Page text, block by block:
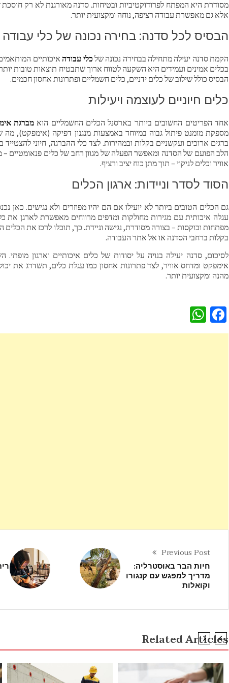
מסודרת היא המפתח לפרודוקטיביות ובטיחות. סדנה מאורגנת לא רק חוסכת
אלא גם מאפשרת עבודה רציפה, נוחה ומקצועית יותר.
הבסיס לכל סדנה: בחירה נכונה של כלי עבודה
הקמת סדנה יעילה מתחילה בבחירה נכונה של כלי עבודהאיכותיים
בכלים אמינים ועמידים היא השקעה לטווח ארוך שתבטיח תוצאות טובות
הבסיס כולל שילוב של כלים ידניים, כלים חשמליים ופתרונות אחסון חכמים.
כלים חיוניים לעוצמה ויעילות
אחד הפריטים החשובים ביותר בארסנל הכלים החשמליים הואמברגת
מספקת מומנט פיתול גבוה במיוחד באמצעות מנגנון דפיקה (אימפקט),
ברגים ארוכים ועקשניים בקלות ובמהירות. לצד כלי ההברגה, חיוני להצטייד ב
הלב הפועם של הסדנה ומאפשר הפעלה של מגוון רחב של כלים פנאומטיים
אוויר וכלים לניקוי – תוך מתן כוח יציב ורציף.
הסוד לסדר וניידות: ארגון הכלים
גם הכלים הטובים ביותר לא יועילו אם הם יהיו מפוזרים ולא נגישים. כאן
עגלה איכותית עם מגירות מחולקות ומדפים מרווחים מאפשרת לארגן את
מפתחות ובוקסות – בצורה מסודרת, נגישה וניידת. כך, תוכלו לרכז את
בקלות ברחבי הסדנה או אל אתר העבודה.
לסיכום, סדנה יעילה בנויה על יסודות של כלים איכותיים וארגון
אימפקט ומדחס אוויר, לצד פתרונות אחסון כמו עגלת כלים, תשדרג את
מהנה ומקצועית יותר.
Facebook
Previous Post
חיות הבר באוסטרליה:
מדריך למפגש עם קנגורו
וקואלות
Related Articles